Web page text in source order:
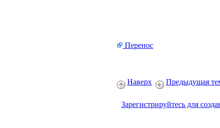
Перенос
Наверх Предыдущая
Зарегистрируйтесь для